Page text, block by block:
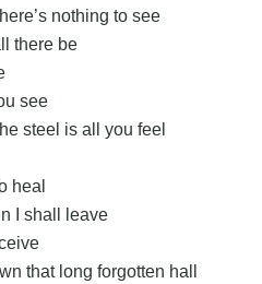
nothing to see
there be
see
steel is all you feel
heal
I shall leave
that long forgotten hall